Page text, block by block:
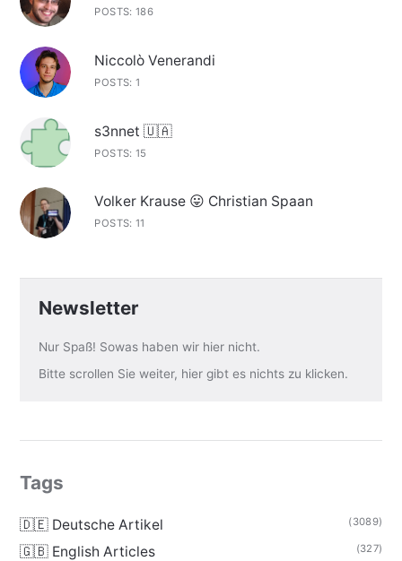
POSTS: 186
Niccolò Venerandi
POSTS: 1
s3nnet 🇺🇦
POSTS: 15
Volker Krause 😛 Christian Spaan
POSTS: 11
Newsletter
Nur Spaß! Sowas haben wir hier nicht.
Bitte scrollen Sie weiter, hier gibt es nichts zu klicken.
Tags
🇩🇪 Deutsche Artikel (3089)
🇬🇧 English Articles (327)